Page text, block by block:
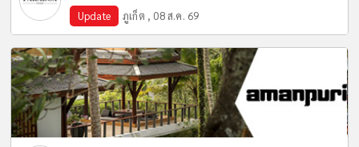
Update ภูเก็ต , 08 ส.ค. 69